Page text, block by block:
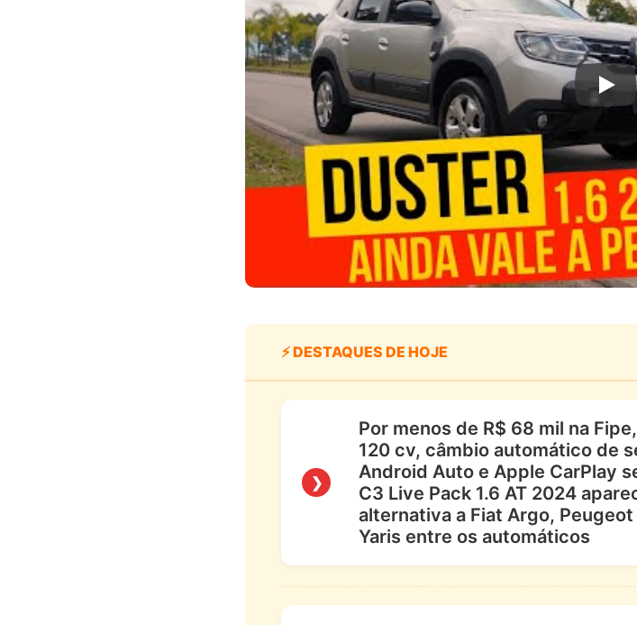
⚡ DESTAQUES DE HOJE
❯
Por menos de R$ 68 mil na
120 cv, câmbio automático de
Android Auto e Apple CarPlay
C3 Live Pack 1.6 AT 2024
alternativa a Fiat Argo,
Yaris entre os automáticos